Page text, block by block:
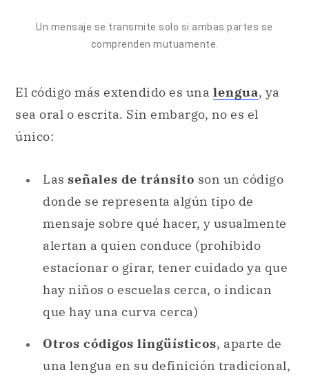
Un mensaje se transmite solo si ambas partes se
comprenden mutuamente.
El código más extendido es una lengua, ya
sea oral o escrita. Sin embargo, no es el
único:
Las señales de tránsito son un código
donde se representa algún tipo de
mensaje sobre qué hacer, y usualmente
alertan a quien conduce (prohibido
estacionar o girar, tener cuidado ya que
hay niños o escuelas cerca, o indican
que hay una curva cerca)
Otros códigos lingüísticos, aparte de
una lengua en su definición tradicional,